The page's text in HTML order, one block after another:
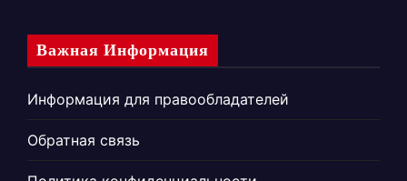
Важная Информация
Информация для правообладателей
Обратная связь